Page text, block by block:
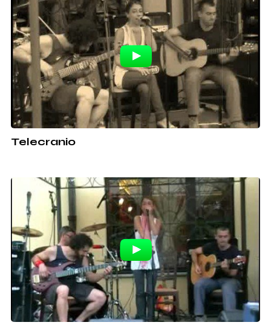
Telecranio